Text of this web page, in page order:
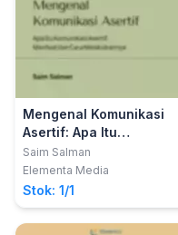
Mengenal Komunikasi
Asertif: Apa Itu
Komunikasi Asertif,
Manfaat dan Cara
Melakukannya
Saim Salman
Elementa Media
Stok: 1/1